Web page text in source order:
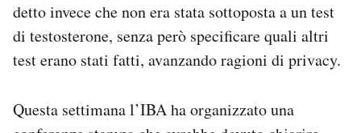
detto invece che non era stata sottoposta a un test
di testosterone, senza però specificare quali altri
test erano stati fatti, avanzando ragioni di privacy.
Questa settimana l’IBA ha organizzato una